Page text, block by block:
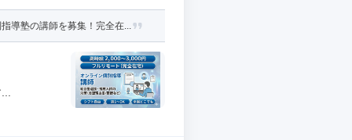
導塾の講師を募集！完全在...